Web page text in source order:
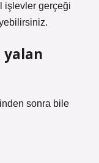
işlevler gerçeği
yalan
sonra bile